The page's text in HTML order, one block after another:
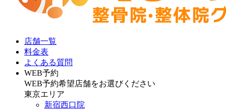
店舗一覧
料金表
よくある質問
WEB予約
WEB予約希望店舗をお選びください
東京エリア
新宿西口院